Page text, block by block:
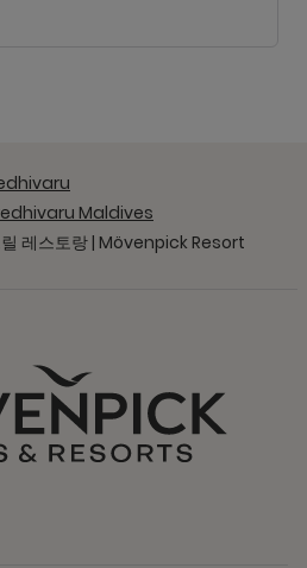
Maldives
레스토랑 | Mövenpick Resort